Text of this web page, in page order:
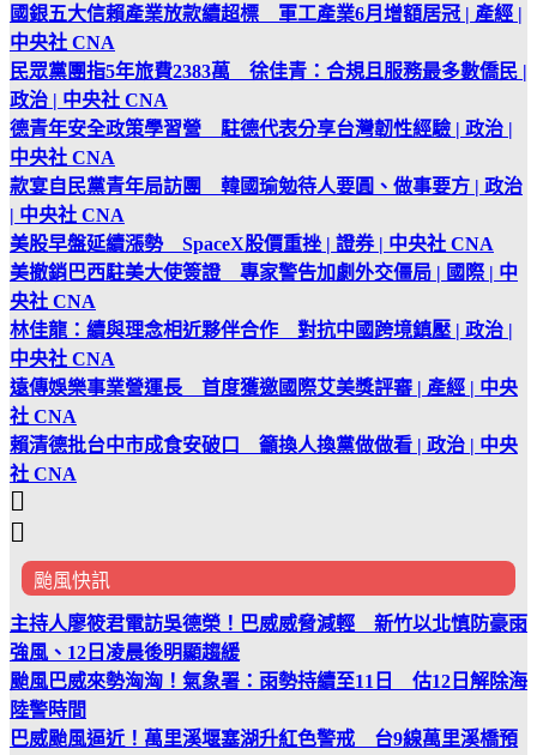
國銀五大信賴產業放款續超標 軍工產業6月增額居冠 | 產經 |
中央社 CNA
民眾黨團指5年旅費2383萬 徐佳青：合規且服務最多數僑民 |
政治 | 中央社 CNA
德青年安全政策學習營 駐德代表分享台灣韌性經驗 | 政治 |
中央社 CNA
款宴自民黨青年局訪團 韓國瑜勉待人要圓、做事要方 | 政治
| 中央社 CNA
美股早盤延續漲勢 SpaceX股價重挫 | 證券 | 中央社 CNA
美撤銷巴西駐美大使簽證 專家警告加劇外交僵局 | 國際 | 中
央社 CNA
林佳龍：續與理念相近夥伴合作 對抗中國跨境鎮壓 | 政治 |
中央社 CNA
遠傳娛樂事業營運長 首度獲邀國際艾美獎評審 | 產經 | 中央
社 CNA
賴清德批台中市成食安破口 籲換人換黨做做看 | 政治 | 中央
社 CNA
颱風快訊
主持人廖筱君電訪吳德榮！巴威威脅減輕 新竹以北慎防豪雨
強風、12日凌晨後明顯趨緩
颱風巴威來勢洶洶！氣象署：雨勢持續至11日 估12日解除海
陸警時間
巴威颱風逼近！萬里溪堰塞湖升紅色警戒 台9線萬里溪橋預